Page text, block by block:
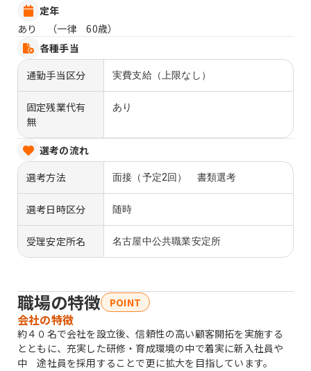
定年
あり （一律 60歳）
各種手当
通勤手当区分
実費支給（上限なし）
固定残業代有
無
あり
選考の流れ
選考方法
面接（予定2回） 書類選考
選考日時区分 随時
受理安定所名 名古屋中公共職業安定所
職場の特徴 POINT
会社の特徴
約４０名で会社を設立後、信頼性の高い顧客開拓を実施する
とともに、充実した研修・育成環境の中で着実に新入社員や
中 途社員を採用することで更に拡大を目指しています。